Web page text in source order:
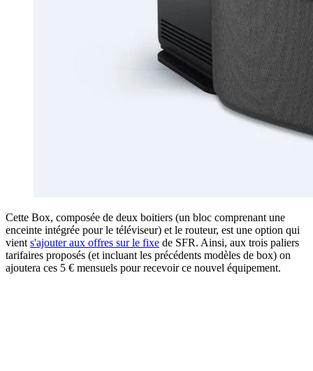
Cette Box, composée de deux boitiers (un bloc comprenant une
enceinte intégrée pour le téléviseur) et le routeur, est une option qui
vient s'ajouter aux offres sur le fixe de SFR. Ainsi, aux trois paliers
tarifaires proposés (et incluant les précédents modèles de box) on
ajoutera ces 5 € mensuels pour recevoir ce nouvel équipement.